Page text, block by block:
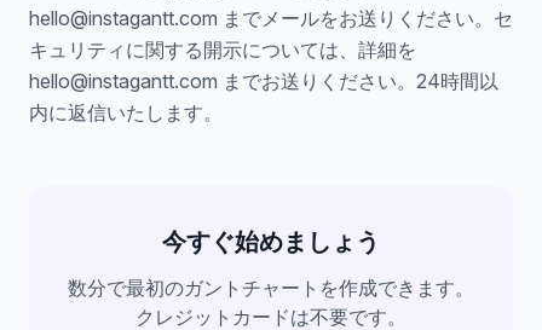
hello@instagantt.com までメールをお送りください。セ
キュリティに関する開示については、詳細を
hello@instagantt.com までお送りください。24時間以
内に返信いたします。
今すぐ始めましょう
数分で最初のガントチャートを作成できます。
クレジットカードは不要です。